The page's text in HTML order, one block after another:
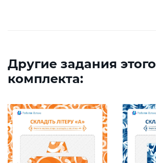
Другие задания этого
комплекта: